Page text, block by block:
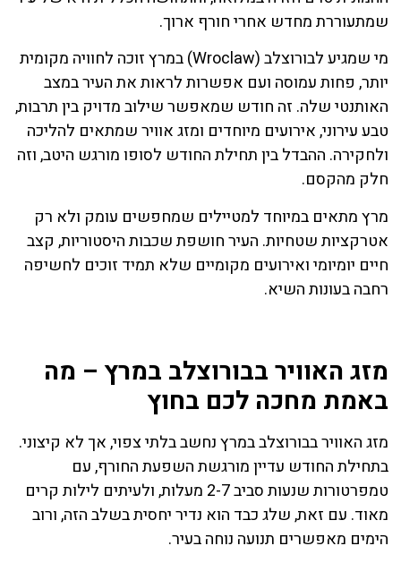
שמתעוררת מחדש אחרי חורף ארוך.
מי שמגיע לבורוצלב (Wroclaw) במרץ זוכה לחוויה מקומית
יותר, פחות עמוסה ועם אפשרות לראות את העיר במצב
האותנטי שלה. זה חודש שמאפשר שילוב מדויק בין תרבות,
טבע עירוני, אירועים מיוחדים ומזג אוויר שמתאים להליכה
ולחקירה. ההבדל בין תחילת החודש לסופו מורגש היטב, וזה
חלק מהקסם.
מרץ מתאים במיוחד למטיילים שמחפשים עומק ולא רק
אטרקציות שטחיות. העיר חושפת שכבות היסטוריות, קצב
חיים יומיומי ואירועים מקומיים שלא תמיד זוכים לחשיפה
רחבה בעונות השיא.
מזג האוויר בבורוצלב במרץ – מה
באמת מחכה לכם בחוץ
מזג האוויר בבורוצלב במרץ נחשב בלתי צפוי, אך לא קיצוני.
בתחילת החודש עדיין מורגשת השפעת החורף, עם
טמפרטורות שנעות סביב 2-7 מעלות, ולעיתים לילות קרים
מאוד. עם זאת, שלג כבד הוא נדיר יחסית בשלב הזה, ורוב
הימים מאפשרים תנועה נוחה בעיר.